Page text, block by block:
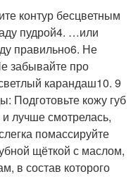
контур бесцветным
пудрой4. …или
правильно6. Не
забывайте про
карандаш10. 9
Подготовьте кожу губ
лучше смотрелась,
помассируйте
щёткой с маслом,
в состав которого